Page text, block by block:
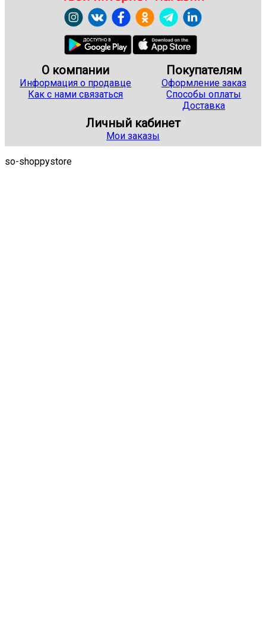
О компании
Информация о продавце
Как с нами связаться
Покупателям
Оформление заказ
Способы оплаты
Доставка
Личный кабинет
Мои заказы
so-shoppystore